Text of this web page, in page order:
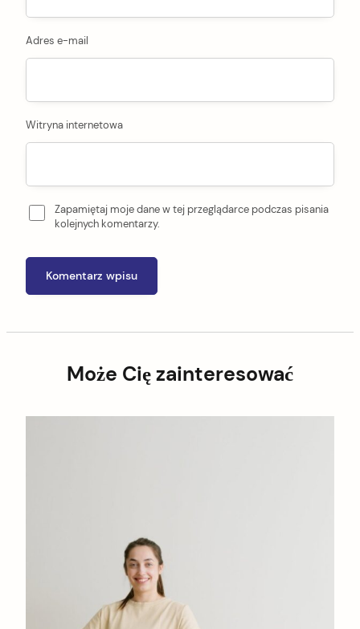
Adres e-mail
Witryna internetowa
Zapamiętaj moje dane w tej przeglądarce podczas pisania
kolejnych komentarzy.
Może Cię zainteresować